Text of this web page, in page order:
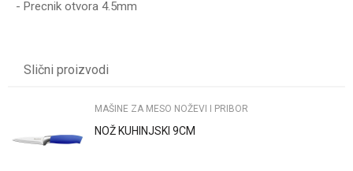
- Precnik otvora 4.5mm
Poruka
Slični proizvodi
MAŠINE ZA MESO NOŽEVI I PRIBOR
NOŽ KUHINJSKI 9CM